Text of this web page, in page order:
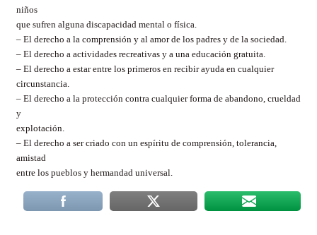
niños
que sufren alguna discapacidad mental o física.
– El derecho a la comprensión y al amor de los padres y de la sociedad.
– El derecho a actividades recreativas y a una educación gratuita.
– El derecho a estar entre los primeros en recibir ayuda en cualquier
circunstancia.
– El derecho a la protección contra cualquier forma de abandono, crueldad
y
explotación.
– El derecho a ser criado con un espíritu de comprensión, tolerancia,
amistad
entre los pueblos y hermandad universal.